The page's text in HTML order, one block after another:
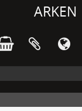
ARKEN